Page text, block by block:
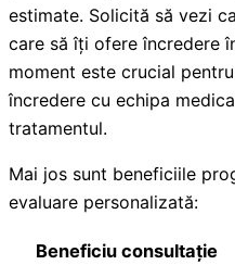
estimate. Solicită să vezi
care să îți ofere încredere
moment este crucial
încredere cu echipa
tratamentul.
Mai jos sunt beneficiile
evaluare personalizată:
Beneficiu consultație